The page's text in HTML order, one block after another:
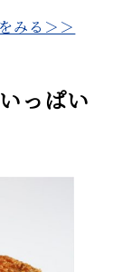
みる＞＞
っぱい